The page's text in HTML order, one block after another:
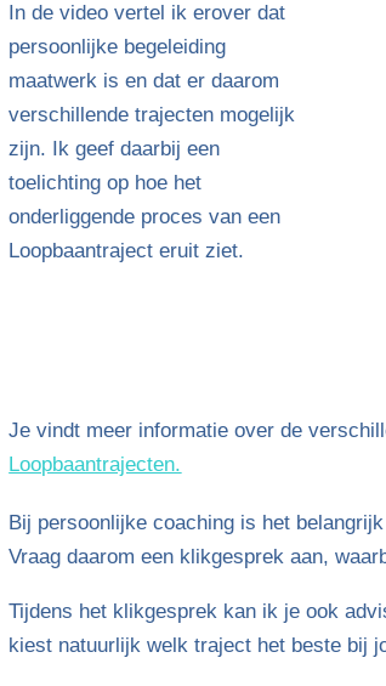
In de video vertel ik erover dat
persoonlijke begeleiding
maatwerk is en dat er daarom
verschillende trajecten mogelijk
zijn. Ik geef daarbij een
toelichting op hoe het
onderliggende proces van een
Loopbaantraject eruit ziet.
Je vindt meer informatie over de
Loopbaantrajecten.
Bij persoonlijke coaching is het
Vraag daarom een klikgesprek aan,
Tijdens het klikgesprek kan ik je ook
kiest natuurlijk welk traject het beste bij